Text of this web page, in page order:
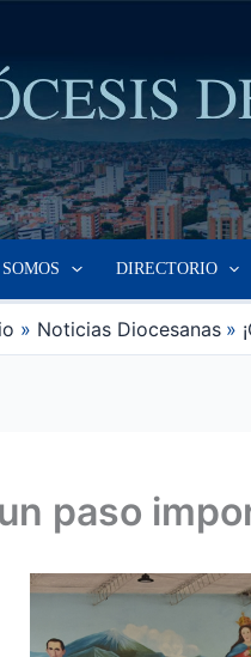
DIRECTORIO
Noticias Diocesanas
paso